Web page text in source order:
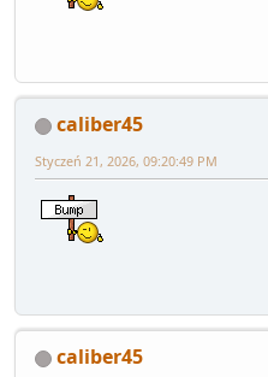
caliber45
Styczeń 21, 2026, 09:20:49 PM
caliber45